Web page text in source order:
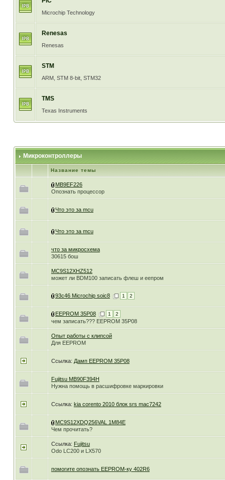
Microchip Technology
Renesas
Renesas
STM
ARM, STM 8-bit, STM32
TMS
Texas Instruments
Микроконтроллеры
Название темы
MB9EF226
Опознать процессор
Что это за mcu
Что это за mcu
что за микросхема
30615 бош
MC9S12XHZ512
может ли BDM100 записать флеш и еепром
93c46 Microchip soic8 1 2
EEPROM 35P08 1 2
чем записать??? EEPROM 35P08
Опыт работы с клипсой
Для EEPROM
Ссылка: Дамп EEPROM 35P08
Fujitsu MB90F394H
Нужна помощь в расшифровке маркировки
Ссылка: kia corento 2010 блок srs mac7242
MC9S12XDQ256VAL 1M84E
Чем прочитать?
Ссылка: Fujitsu
Odo LC200 и LX570
помогите опознать EEPROM-ку 402R6